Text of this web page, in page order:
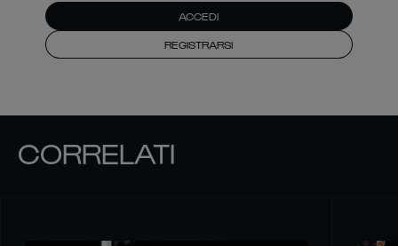
ACCEDI
REGISTRARSI
CORRELATI